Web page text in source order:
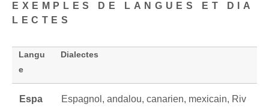
EXEMPLES DE LANGUES ET DIA
LECTES
Langu
e
Dialectes
Espa
Espagnol, andalou, canarien, mexicain, Riv